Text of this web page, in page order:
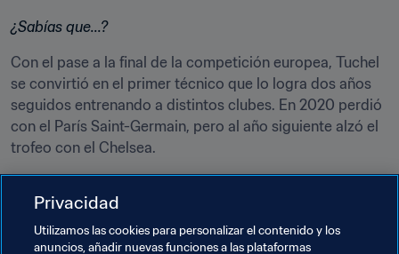
¿Sabías que...?
Con el pase a la final de la competición europea, Tuchel
se convirtió en el primer técnico que lo logra dos años
seguidos entrenando a distintos clubes. En 2020 perdió
con el París Saint-Germain, pero al año siguiente alzó el
trofeo con el Chelsea.
Privacidad
Utilizamos las cookies para personalizar el contenido y los
anuncios, añadir nuevas funciones a las plataformas